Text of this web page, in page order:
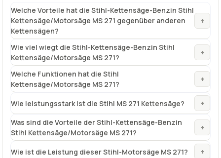
Welche Vorteile hat die Stihl-Kettensäge-Benzin Stihl
Kettensäge/Motorsäge MS 271 gegenüber anderen
Kettensägen?
+
Wie viel wiegt die Stihl-Kettensäge-Benzin Stihl
Kettensäge/Motorsäge MS 271?
+
Welche Funktionen hat die Stihl
Kettensäge/Motorsäge MS 271?
+
Wie leistungsstark ist die Stihl MS 271 Kettensäge? +
Was sind die Vorteile der Stihl-Kettensäge-Benzin
Stihl Kettensäge/Motorsäge MS 271?
+
Wie ist die Leistung dieser Stihl-Motorsäge MS 271? +